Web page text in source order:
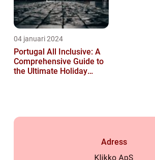
04 januari 2024
Portugal All Inclusive: A
Comprehensive Guide to
the Ultimate Holiday
Adress